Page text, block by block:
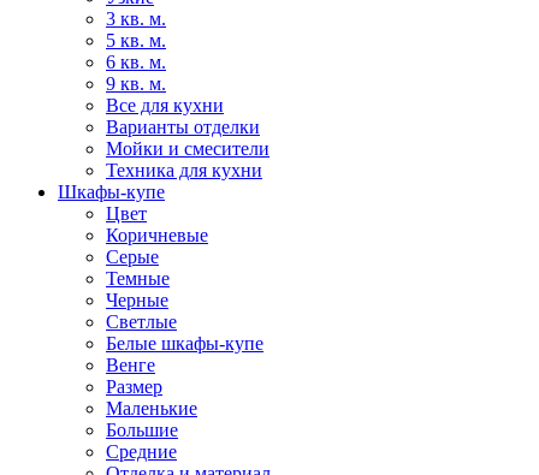
3 кв. м.
5 кв. м.
6 кв. м.
9 кв. м.
Все для кухни
Варианты отделки
Мойки и смесители
Техника для кухни
Шкафы-купе
Цвет
Коричневые
Серые
Темные
Черные
Светлые
Белые шкафы-купе
Венге
Размер
Маленькие
Большие
Средние